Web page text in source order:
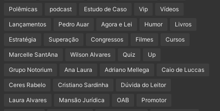
Polêmicas podcast Estudo de Caso Vip Vídeos
Lançamentos Pedro Auar Agora e Lei Humor Livros
Estratégia Superação Congressos Filmes Cursos
Marcelle SantAna Wilson Alvares Quiz Up
Grupo Notorium Ana Laura Adriano Mellega Caio de Luccas
Ceres Rabelo Cristiano Sardinha Dúvida do Leitor
Laura Alvares Mansão Jurídica OAB Promotor